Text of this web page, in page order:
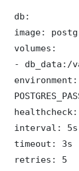
db:
image:
volumes:
- db_data:/
environment:
healthcheck:
interval: 5s
timeout: 3s
retries: 5